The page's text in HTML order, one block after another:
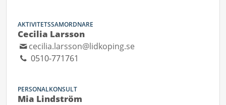
AKTIVITETSSAMORDNARE
Cecilia Larsson
cecilia.larsson@lidkoping.se
0510-771761
PERSONALKONSULT
Mia Lindström